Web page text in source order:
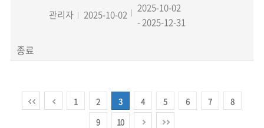
관리자 2025-10-02
2025-10-02
- 2025-12-31
종료
1 2 3 4 5 6 7
8
9
10